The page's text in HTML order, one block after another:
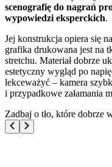
scenografię do nagrań
wypowiedzi eksperckich.
Jej konstrukcja opiera się
grafika drukowana jest na
stretchu. Materiał dobrze
estetyczny wygląd po
lekceważyć – kamera
i przypadkowe załamania
Zadbaj o tło, które dobrze